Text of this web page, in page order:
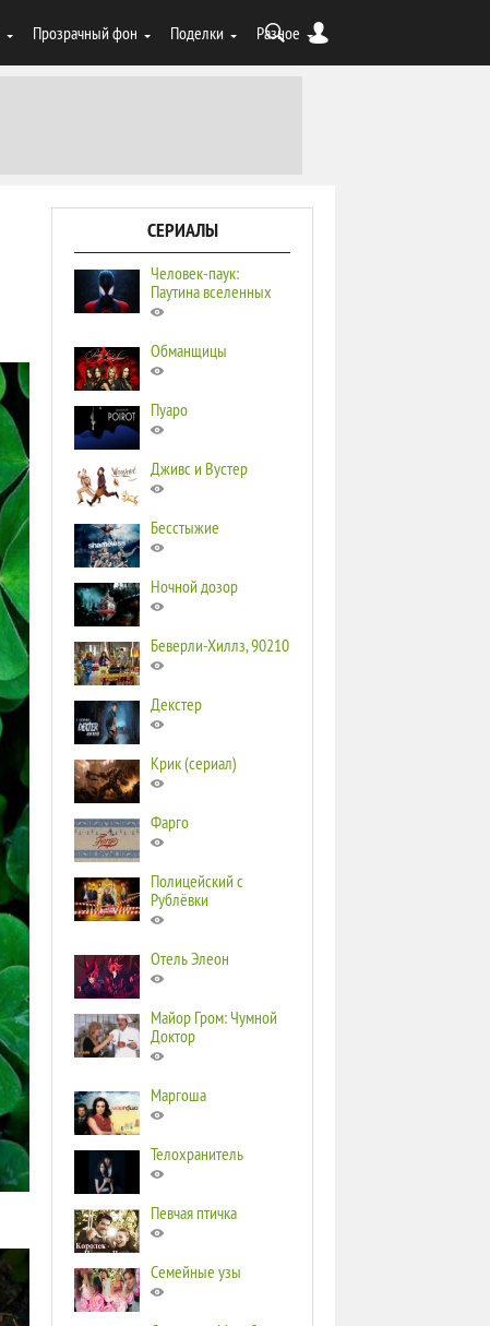
Прозрачный фон Поделки Разное
СЕРИАЛЫ
Человек-паук:
Паутина вселенных
Обманщицы
Пуаро
Дживс и Вустер
Бесстыжие
Ночной дозор
Беверли-Хиллз, 90210
Декстер
Крик (сериал)
Фарго
Полицейский с
Рублёвки
Отель Элеон
Майор Гром: Чумной
Доктор
Маргоша
Телохранитель
Певчая птичка
Семейные узы